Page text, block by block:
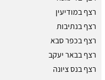
רצף במודיעין
רצף בנתיבות
רצף בכפר סבא
רצף בבאר יעקב
רצף בנס ציונה